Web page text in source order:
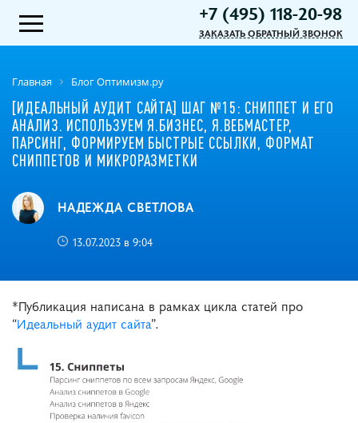
+7 (495) 118-20-98
ЗАКАЗАТЬ ОБРАТНЫЙ ЗВОНОК
Главная Блог Оптимизм.ру
[ИДЕАЛЬНЫЙ АУДИТ САЙТА] ШАГ №15: СНИППЕТ И ЕГО
АНАЛИЗ. ИСПОЛЬЗУЕМ Я.БИЗНЕС, Я.ВЕБМАСТЕР,
ПАРСИНГ, ФОРМИРУЕМ БЫСТРЫЕ ССЫЛКИ, ФОРМАТ
СНИППЕТОВ И МИКРОРАЗМЕТКИ
НАДЕЖДА СВЕТЛОВА
13.07.2023 в 9:04
*Публикация написана в рамках цикла статей про
“Идеальный аудит сайта”.